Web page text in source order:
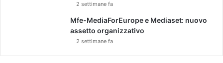
2 settimane fa
Mfe-MediaForEurope e Mediaset: nuovo
assetto organizzativo
2 settimane fa